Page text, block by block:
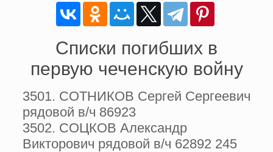
Списки погибших в
первую чеченскую войну
3501. СОТНИКОВ Сергей Сергеевич
рядовой в/ч 86923
3502. СОЦКОВ Александр
Викторович рядовой в/ч 62892 245